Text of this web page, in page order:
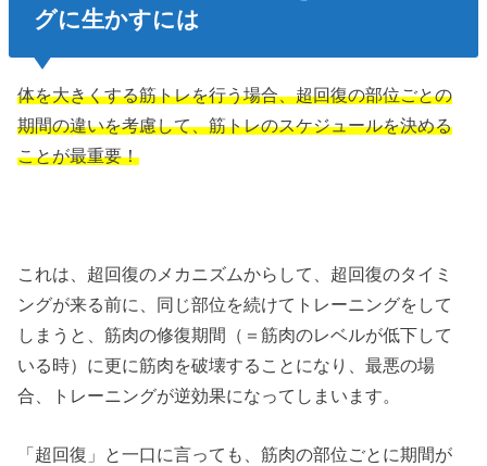
グに生かすには
体を大きくする筋トレを行う場合、超回復の部位ごとの
期間の違いを考慮して、筋トレのスケジュールを決める
ことが最重要！
これは、超回復のメカニズムからして、超回復のタイミ
ングが来る前に、同じ部位を続けてトレーニングをして
しまうと、筋肉の修復期間（＝筋肉のレベルが低下して
いる時）に更に筋肉を破壊することになり、最悪の場
合、トレーニングが逆効果になってしまいます。
「超回復」と一口に言っても、筋肉の部位ごとに期間が